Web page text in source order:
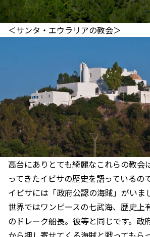
＜サンタ・エウラリアの教会＞
高台にありとても綺麗なこれらの教会
ってきたイビサの歴史を語っているので
イビサには「政府公認の海賊」がいま
世界ではワンピースの七武海、歴史上
のドレーク船長。彼等と同じです。政